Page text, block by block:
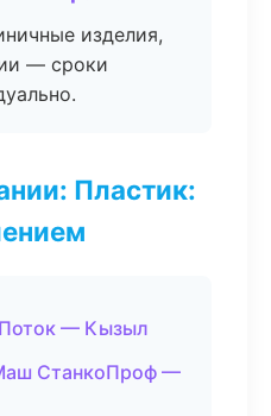
изделия,
— сроки
Пластик:
— Кызыл
СтанкоПроф —